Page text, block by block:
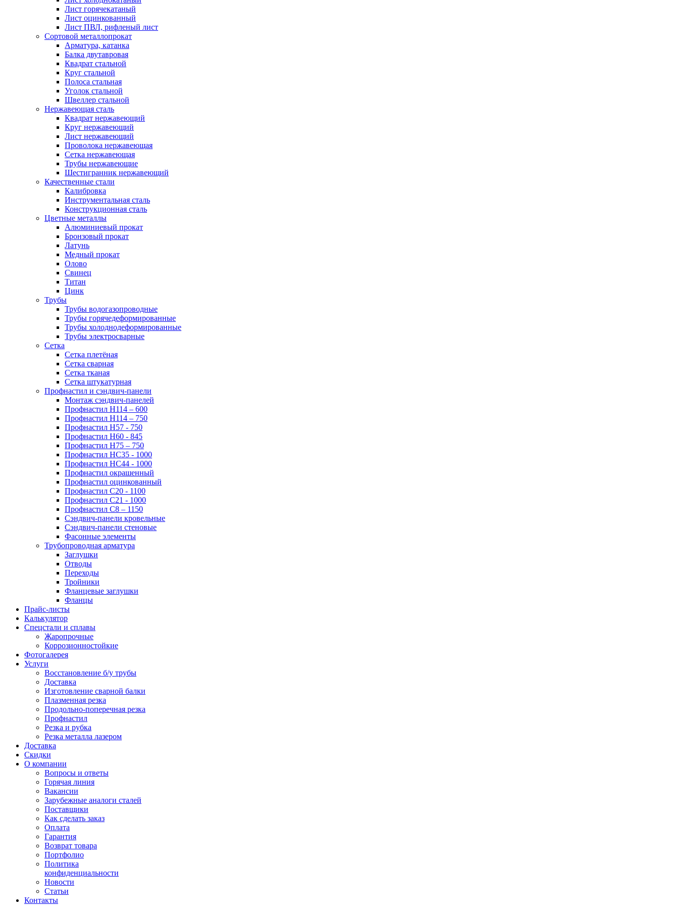
Лист горячекатаный
Лист оцинкованный
Лист ПВЛ, рифленый лист
Сортовой металлопрокат
Арматура, катанка
Балка двутавровая
Квадрат стальной
Круг стальной
Полоса стальная
Уголок стальной
Швеллер стальной
Нержавеющая сталь
Квадрат нержавеющий
Круг нержавеющий
Лист нержавеющий
Проволока нержавеющая
Сетка нержавеющая
Трубы нержавеющие
Шестигранник нержавеющий
Качественные стали
Калибровка
Инструментальная сталь
Конструкционная сталь
Цветные металлы
Алюминиевый прокат
Бронзовый прокат
Латунь
Медный прокат
Олово
Свинец
Титан
Цинк
Трубы
Трубы водогазопроводные
Трубы горячедеформированные
Трубы холоднодеформированные
Трубы электросварные
Сетка
Сетка плетёная
Сетка сварная
Сетка тканая
Сетка штукатурная
Профнастил и сэндвич-панели
Монтаж сэндвич-панелей
Профнастил Н114 – 600
Профнастил Н114 – 750
Профнастил Н57 - 750
Профнастил Н60 - 845
Профнастил Н75 – 750
Профнастил НС35 - 1000
Профнастил НС44 - 1000
Профнастил окрашенный
Профнастил оцинкованный
Профнастил С20 - 1100
Профнастил С21 - 1000
Профнастил С8 – 1150
Сэндвич-панели кровельные
Сэндвич-панели стеновые
Фасонные элементы
Трубопроводная арматура
Заглушки
Отводы
Переходы
Тройники
Фланцевые заглушки
Фланцы
Прайс-листы
Калькулятор
Спецстали и сплавы
Жаропрочные
Коррозионностойкие
Фотогалерея
Услуги
Восстановление б/у трубы
Доставка
Изготовление сварной балки
Плазменная резка
Продольно-поперечная резка
Профнастил
Резка и рубка
Резка металла лазером
Доставка
Скидки
О компании
Вопросы и ответы
Горячая линия
Вакансии
Зарубежные аналоги сталей
Поставщики
Как сделать заказ
Оплата
Гарантия
Возврат товара
Портфолио
Политика
конфиденциальности
Новости
Статьи
Контакты